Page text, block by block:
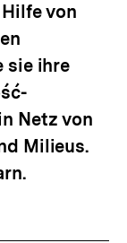
von
sie ihre
Netz von
Milieus.